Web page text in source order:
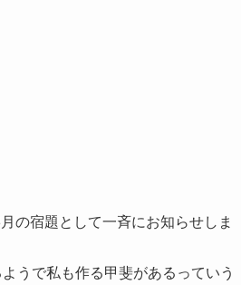
の宿題として一斉にお知らせしま
うで私も作る甲斐があるっていう